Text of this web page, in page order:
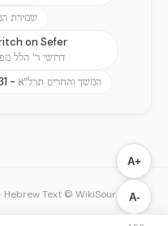
שמירת
on Sefer
דרושי ר' הלל
- המשך והחרים תרל"א
A+
A-
· Hebrew Text © WikiSource